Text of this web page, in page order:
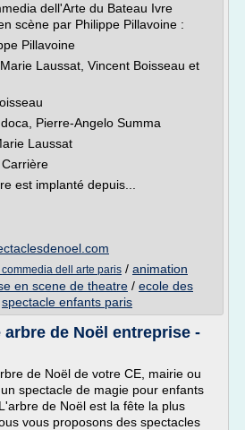
dell'Arte du Bateau Ivre
scène par Philippe Pillavoine :
Pillavoine
Laussat, Vincent Boisseau et
Pierre-Angelo Summa
Laussat
est implanté depuis...
dell arte paris / animation
en scene de theatre / ecole des
spectacle enfants paris
de Noël entreprise -
de Noël de votre CE, mairie ou
spectacle de magie pour enfants
de Noël est la fête la plus
vous proposons des spectacles